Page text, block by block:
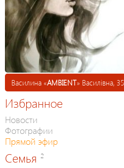
Василина «AMBIENT» Василівна, 35
Избранное
Новости
Фотографии
Прямой эфир
Семья 2